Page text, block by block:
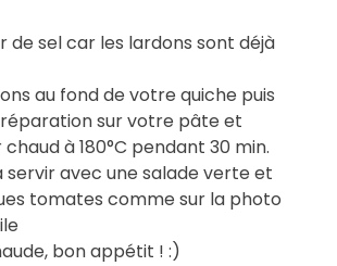
de sel car les lardons sont déjà
au fond de votre quiche puis
sur votre pâte et
à 180°C pendant 30 min.
servir avec une salade verte et
tomates comme sur la photo
bon appétit ! :)